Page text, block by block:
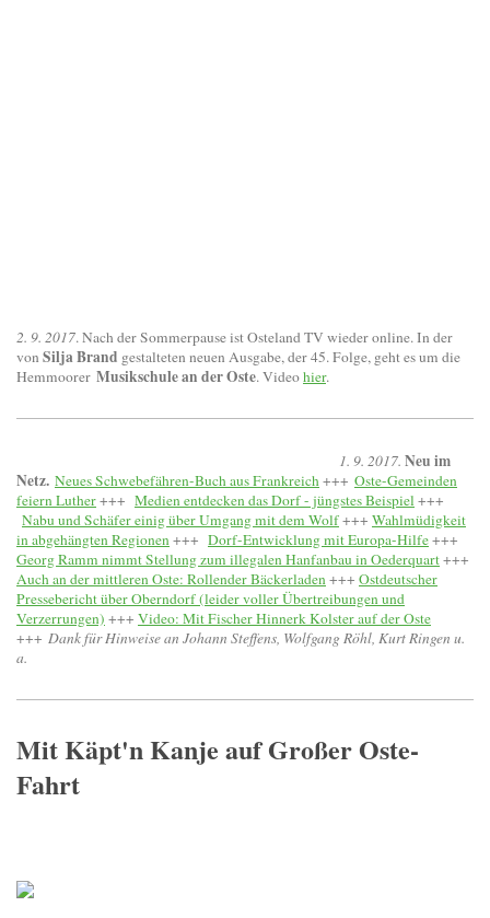
2. 9. 2017. Nach der Sommerpause ist Osteland TV wieder online. In der
von Silja Brand gestalteten neuen Ausgabe, der 45. Folge, geht es um die
Hemmoorer Musikschule an der Oste. Videohier.
1. 9. 2017. Neu im
Netz. Neues Schwebefähren-Buch aus Frankreich+++ Oste-Gemeinden
feiern Luther+++ Medien entdecken das Dorf - jüngstes Beispiel +++
Nabu und Schäfer einig über Umgang mit dem Wolf+++ Wahlmüdigkeit
in abgehängten Regionen+++ Dorf-Entwicklung mit Europa-Hilfe+++
Georg Ramm nimmt Stellung zum illegalen Hanfanbau in Oederquart+++
Auch an der mittleren Oste: Rollender Bäckerladen+++ Ostdeutscher
Pressebericht über Oberndorf (leider voller Übertreibungen und
Verzerrungen) +++ Video: Mit Fischer Hinnerk Kolster auf der Oste
+++ Dank für Hinweise an Johann Steffens, Wolfgang Röhl, Kurt Ringen u.
a.
Mit Käpt'n Kanje auf Großer Oste-
Fahrt